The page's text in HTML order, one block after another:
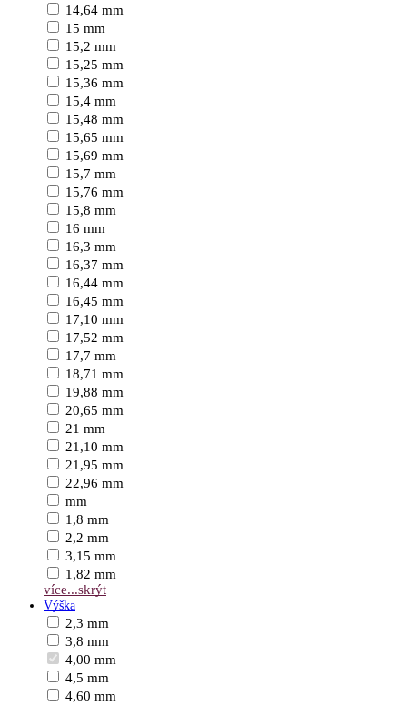
14,64 mm
15 mm
15,2 mm
15,25 mm
15,36 mm
15,4 mm
15,48 mm
15,65 mm
15,69 mm
15,7 mm
15,76 mm
15,8 mm
16 mm
16,3 mm
16,37 mm
16,44 mm
16,45 mm
17,10 mm
17,52 mm
17,7 mm
18,71 mm
19,88 mm
20,65 mm
21 mm
21,10 mm
21,95 mm
22,96 mm
mm
1,8 mm
2,2 mm
3,15 mm
1,82 mm
více...skrýt
Výška
2,3 mm
3,8 mm
4,00 mm
4,5 mm
4,60 mm